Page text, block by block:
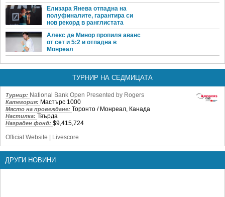
Елизара Янева отпадна на
полуфиналите, гарантира си
нов рекорд в ранглистата
Алекс де Минор пропиля аванс
от сет и 5:2 и отпадна в
Монреал
ТУРНИР НА СЕДМИЦАТА
Турнир: National Bank Open Presented by Rogers
Категория: Мастърс 1000
Място на провеждане: Торонто / Монреал, Канада
Настилка: Твърда
Награден фонд: $9,415,724
Official Website | Livescore
ДРУГИ НОВИНИ